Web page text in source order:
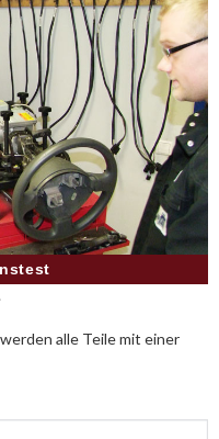
alle Teile mit einer